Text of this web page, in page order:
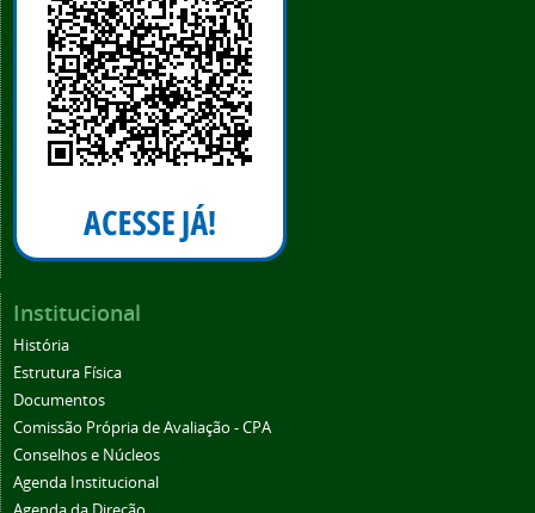
Institucional
História
Estrutura Física
Documentos
Comissão Própria de Avaliação - CPA
Conselhos e Núcleos
Agenda Institucional